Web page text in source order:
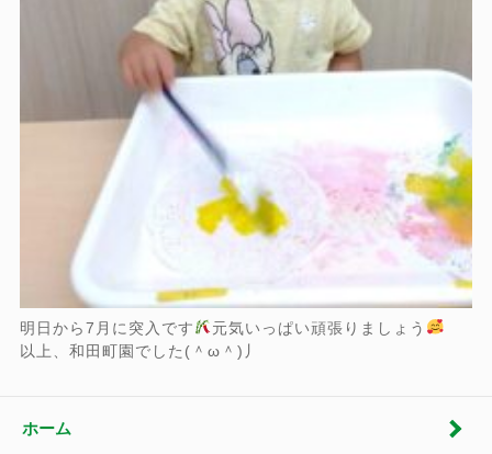
明日から7月に突入です
元気いっぱい頑張りましょう
以上、和田町園でした(＾ω＾)丿
ホーム